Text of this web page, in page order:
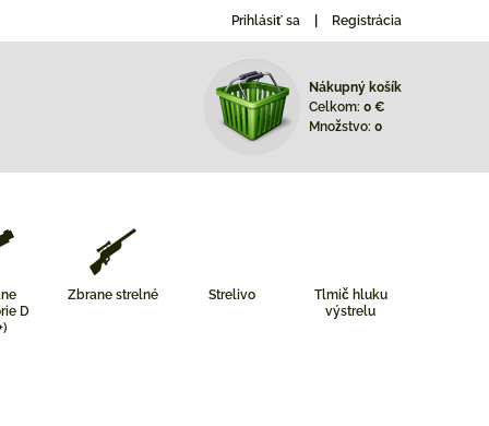
Prihlásiť sa Registrácia
Nákupný košík
Celkom: 0 €
Množstvo: 0
D
Zbrane strelné Strelivo
Tlmič hluku
výstrelu